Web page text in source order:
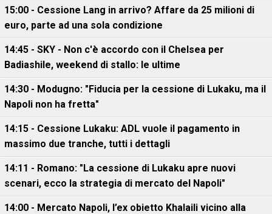
15:00 - Cessione Lang in arrivo? Affare da 25 milioni di
euro, parte ad una sola condizione
14:45 - SKY - Non c'è accordo con il Chelsea per
Badiashile, weekend di stallo: le ultime
14:30 - Modugno: "Fiducia per la cessione di Lukaku, ma il
Napoli non ha fretta"
14:15 - Cessione Lukaku: ADL vuole il pagamento in
massimo due tranche, tutti i dettagli
14:11 - Romano: "La cessione di Lukaku apre nuovi
scenari, ecco la strategia di mercato del Napoli"
14:00 - Mercato Napoli, l’ex obietto Khalaili vicino alla